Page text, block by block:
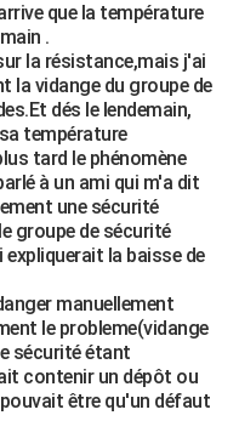
que la température
.
la résistance,mais j'ai
la vidange du groupe de
dés le lendemain,
température
tard le phénomène
à un ami qui m'a dit
une sécurité
groupe de sécurité
la baisse de
manuellement
le probleme(vidange
sécurité étant
contenir un dépôt ou
être qu'un défaut